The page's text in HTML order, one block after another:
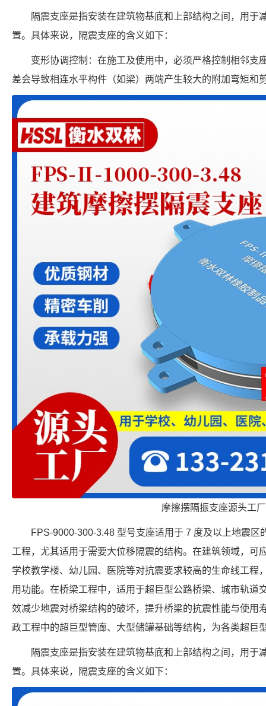
隔震支座是指安装在建筑物基底和上部结构之间，用于
置。具体来说，隔震支座的含义如下：
变形协调控制：在施工及使用中，必须严格控制相邻支
差会导致相连水平构件（如梁）两端产生较大的附加弯矩和
摩擦摆隔振支座源头工厂
FPS-9000-300-3.48 型号支座适用于 7 度及以上地震区
工程，尤其适用于需要大位移隔震的结构。在建筑领域，可
学校教学楼、幼儿园、医院等对抗震要求较高的生命线工程
用功能。在桥梁工程中，适用于超巨型公路桥梁、城市轨道
效减少地震对桥梁结构的破坏，提升桥梁的抗震性能与使用
政工程中的超巨型管廊、大型储罐基础等结构，为各类超巨
隔震支座是指安装在建筑物基底和上部结构之间，用于
置。具体来说，隔震支座的含义如下：